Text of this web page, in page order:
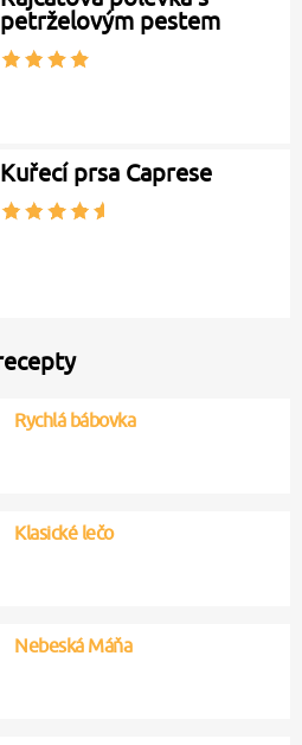
petrželovým pestem
Kuřecí prsa Caprese
Rychlá bábovka
Klasické lečo
Nebeská Máňa